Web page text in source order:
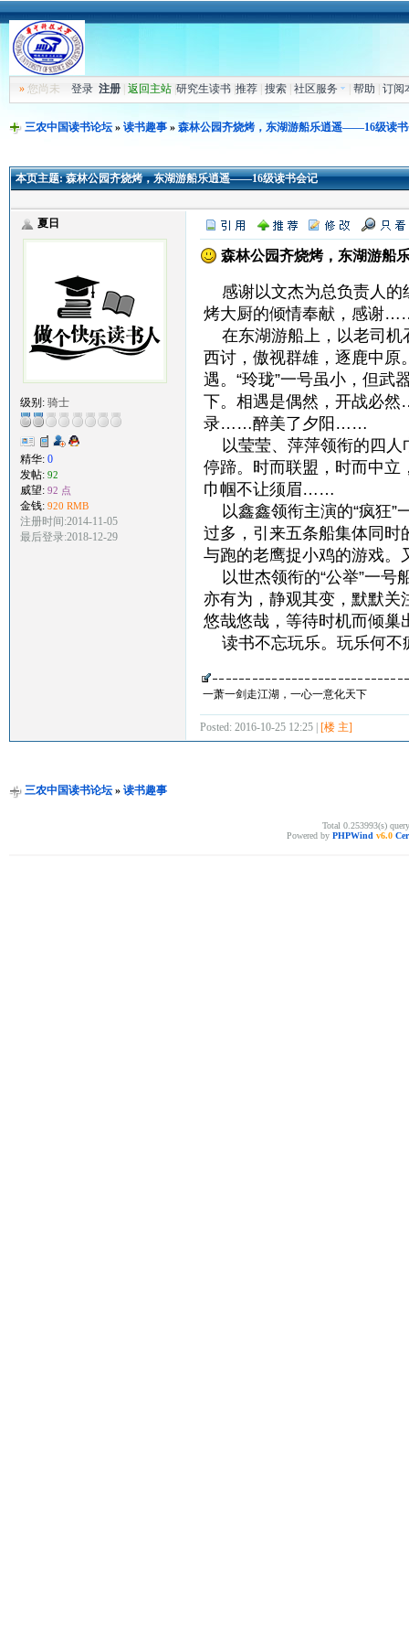
»您尚未 登录 注册| 返回主站| 研究生读书| 推荐| 搜索| 社区服务 帮助 订阅
三农中国读书论坛» 读书趣事» 森林公园齐烧烤，东湖游船乐逍遥——16级读
本页主题:森林公园齐烧烤，东湖游船乐逍遥——16级读书会记
夏日
级别: 骑士
精华: 0
发帖: 92
威望: 92 点
金钱: 920 RMB
注册时间:2014-11-05
最后登录:2018-12-29
森林公园齐烧烤，东湖游船
感谢以文杰为总负责人的
烤大厨的倾情奉献，感谢
在东湖游船上，以老司机
西讨，傲视群雄，逐鹿中原
遇。“玲珑”一号虽小，但武
下。相遇是偶然，开战必
录……醉美了夕阳……
以莹莹、萍萍领衔的四人
停蹄。时而联盟，时而中立
巾帼不让须眉……
以鑫鑫领衔主演的“疯狂”
过多，引来五条船集体同时
与跑的老鹰捉小鸡的游戏
以世杰领衔的“公举”一号
亦有为，静观其变，默默
悠哉悠哉，等待时机而倾
读书不忘玩乐。玩乐何不
一萧一剑走江湖，一心一意化天下
Posted: 2016-10-25 12:25 | [楼 主]
三农中国读书论坛» 读书趣事
Total 0.253993(s)
Powered by PHPWind v6.0